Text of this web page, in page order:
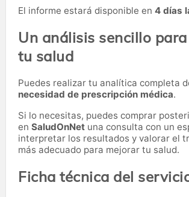
El informe estará disponible en 4 días
Un análisis sencillo
tu salud
Puedes realizar tu analítica completa
necesidad de prescripción médica.
Si lo necesitas, puedes comprar
en SaludOnNet una consulta con un
interpretar los resultados y valorar el
más adecuado para mejorar tu salud.
Ficha técnica del